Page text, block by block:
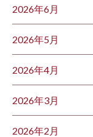
2026年6月
2026年5月
2026年4月
2026年3月
2026年2月